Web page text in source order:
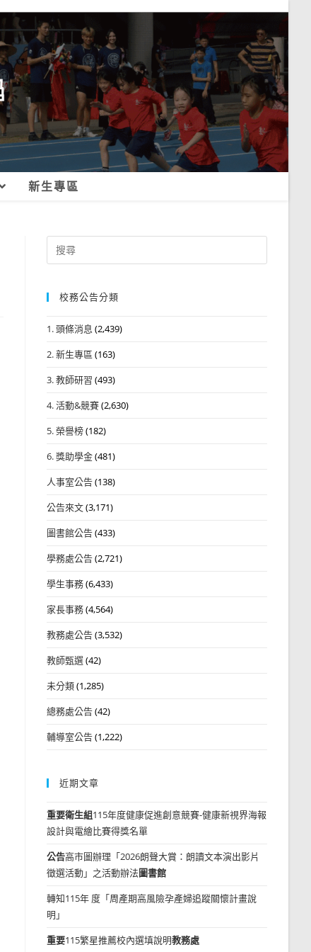
新生專區
Search
for:
校務公告分類
1. 頭條消息 (2,439)
2. 新生專區 (163)
3. 教師研習 (493)
4. 活動&競賽(2,630)
5. 榮譽榜(182)
6. 獎助學金(481)
人事室公告(138)
公告來文(3,171)
圖書館公告(433)
學務處公告(2,721)
學生事務(6,433)
家長事務(4,564)
教務處公告(3,532)
教師甄選(42)
未分類(1,285)
總務處公告(42)
輔導室公告(1,222)
近期文章
重要衛生組115年度健康促進創意競賽-健康新視界海報
設計與電繪比賽得獎名單
公告高市圖辦理「2026朗聲大賞：朗讀文本演出影片
徵選活動」之活動辦法圖書館
轉知115年 度「周產期高風險孕產婦追蹤關懷計畫說
明」
重要115繁星推薦校內選填說明教務處